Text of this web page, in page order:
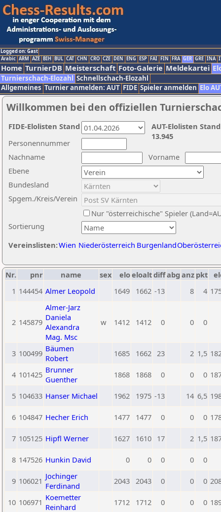
Logged on: Gast
Arabic ARM AZE BIH BUL CAT CHN CRO CZE DEN ENG ESP FAI FIN FRA GER GRE INA
Home TurnierDB Meisterschaft Foto-Galerie Meldekartei
Turnierschach-Elozahl Schnellschach-Elozahl
Allgemeines Turnier anmelden: AUT FIDE Spieler anmelden Elo
Willkommen bei den offiziellen
Nachname
Vorname
Ebene
Sortierung
Personennummer
Bundesland
Spgem./Kreis/Verein
Nur "österreichische" Spieler
Vereinslisten:Wien Niederösterreich Burgenland
AUT-Elolisten
13.945
FIDE-Elolisten Stand
Nr. pnr name sex eloeloaltdiffabg anz pkt
1 144454 Almer Leopold 1649 1662 -13 8 4
2 145879
Almer-Jarz
Daniela
Alexandra
Mag. Msc
w 1412 1412 0 0 0
3 100499 Bäumen
Robert
1685 1662 23 2 1,5
4 101425 Brunner
Guenther
1868 1868 0 0 0
5 104633 Hanser Michael 1962 1975 -13 14 6,5
6 104847 Hecher Erich 1477 1477 0 0 0
7 105125 Hipfl Werner 1627 1610 17 2 1,5
8 147526 Hunkin David 0 0 0 0 0
9 106021 Jochinger
Ferdinand
2043 2043 0 0 0
10 106971 Koemetter
Reinhard
1712 1712 0 0 0